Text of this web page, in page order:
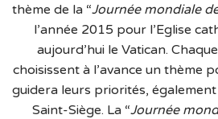
thème de la “Journée mondiale
l’année 2015 pour l’Eglise
aujourd’hui le Vatican.
choisissent à l’avance un thème
guidera leurs priorités,
Saint-Siège. La “Journée